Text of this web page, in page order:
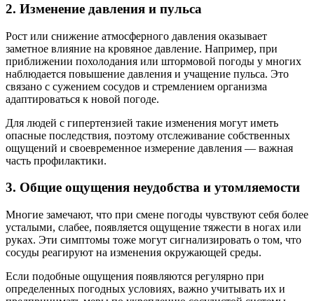
2. Изменение давления и пульса
Рост или снижение атмосферного давления оказывает
заметное влияние на кровяное давление. Например, при
приближении похолодания или штормовой погоды у многих
наблюдается повышение давления и учащение пульса. Это
связано с сужением сосудов и стремлением организма
адаптироваться к новой погоде.
Для людей с гипертензией такие изменения могут иметь
опасные последствия, поэтому отслеживание собственных
ощущений и своевременное измерение давления — важная
часть профилактики.
3. Общие ощущения неудобства и утомляемости
Многие замечают, что при смене погоды чувствуют себя более
усталыми, слабее, появляется ощущение тяжести в ногах или
руках. Эти симптомы тоже могут сигнализировать о том, что
сосуды реагируют на изменения окружающей среды.
Если подобные ощущения появляются регулярно при
определенных погодных условиях, важно учитывать их и